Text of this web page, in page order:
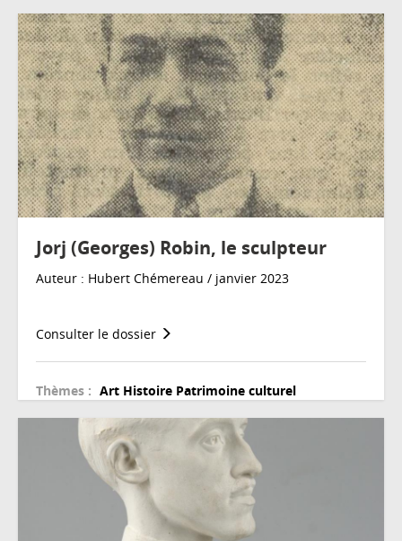
Jorj (Georges) Robin, le sculpteur
Auteur : Hubert Chémereau / janvier 2023
Consulter le dossier
Thèmes : Art Histoire Patrimoine culturel